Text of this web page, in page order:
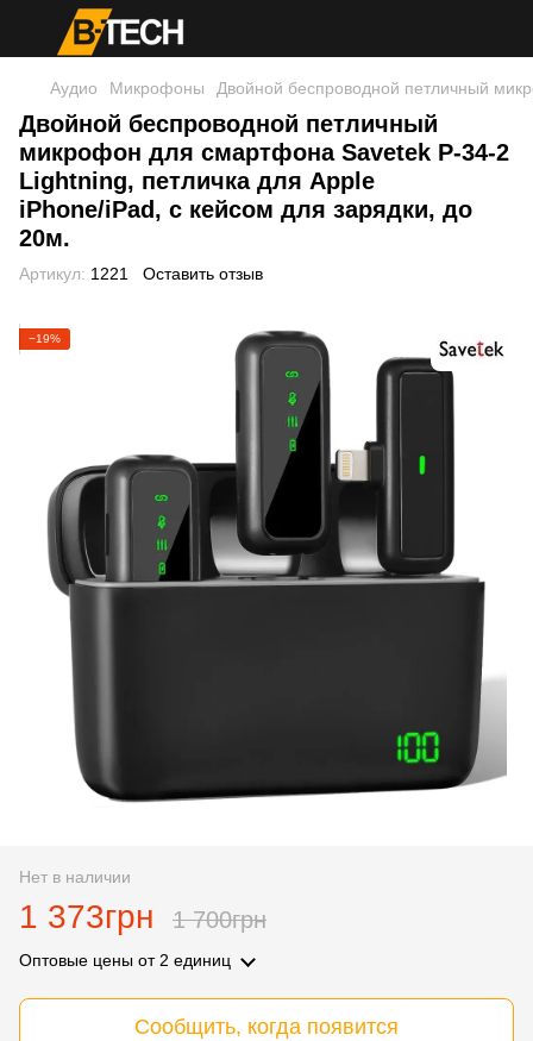
Аудио Микрофоны Двойной беспроводной петличный
Двойной беспроводной петличный
микрофон для смартфона Savetek P-34-2
Lightning, петличка для Apple
iPhone/iPad, с кейсом для зарядки, до
20м.
Артикул: 1221 Оставить отзыв
−19%
Нет в наличии
1 373грн 1 700грн
Оптовые цены от 2 единиц
Сообщить, когда появится